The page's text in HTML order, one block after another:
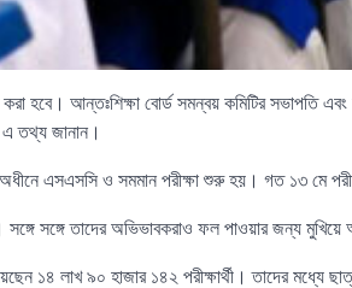
হবে। আন্তঃশিক্ষা বোর্ড সমন্বয় কমিটির সভাপতি এবং
এ তথ্য জানান।
অধীনে এসএসসি ও সমমান পরীক্ষা শুরু হয়। গত ১৩ মে
সঙ্গে সঙ্গে তাদের অভিভাবকরাও ফল পাওয়ার জন্য
১৪ লাখ ৯০ হাজার ১৪২ পরীক্ষার্থী। তাদের মধ্যে